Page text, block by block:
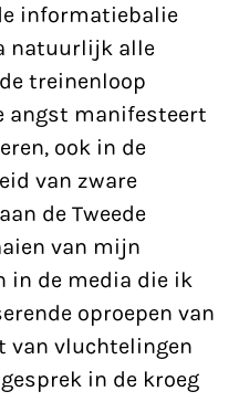
informatie­balie
natuurlijk alle
treinenloop
angst manifesteert
ook in de
van zware
de Tweede
van mijn
in de media die ik
oproepen van
van vluchtelingen
in de kroeg